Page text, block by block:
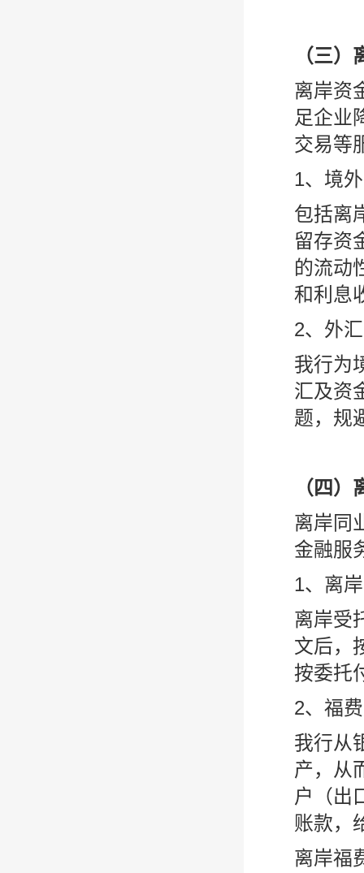
（三
离岸资
足企业
交易等
1、境
包括离
留存资
的流动
和利息
2、外
我行为
汇及资
题，规
（四
离岸同
金融服
1、离
离岸受
文后，
按委托
2、福
我行从
产，从
户（出
账款，
离岸福